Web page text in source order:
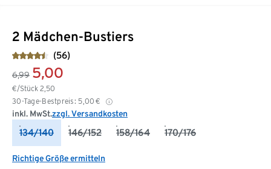
2 Mädchen-Bustiers
(56)
6,99 5,00
€/Stück 2,50
30-Tage-Bestpreis: 5,00 €
inkl. MwSt.zzgl. Versandkosten
134/140 146/152 158/164 170/176
Richtige Größe ermitteln